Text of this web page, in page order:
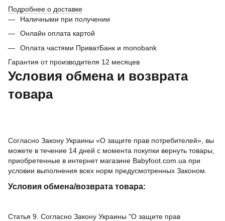
Подробнее о доставке
Наличными при получении
Онлайн оплата картой
Оплата частями ПриватБанк и monobank
Гарантия от производителя 12 месяцев
Условия обмена и возврата
товара
Согласно Закону Украины «О защите прав потребителей», вы
можете в течение 14 дней с момента покупки вернуть товары,
приобретенные в интернет магазине Babyfoot.com.ua при
условии выполнения всех норм предусмотренных Законом.
Условия обмена/возврата товара:
Статья 9. Согласно Закону Украины "О защите прав